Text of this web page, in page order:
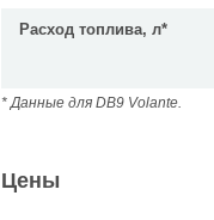
Расход топлива, л*
* Данные для DB9 Volante.
Цены